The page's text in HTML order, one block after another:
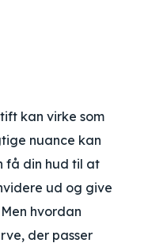
kan virke som
nuance kan
få din hud til at
ud og give
hvordan
der passer